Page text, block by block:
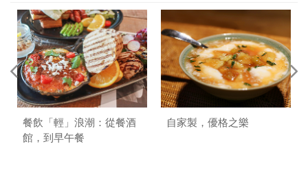
餐飲「輕」浪潮：從餐酒
館，到早午餐
自家製，優格之樂